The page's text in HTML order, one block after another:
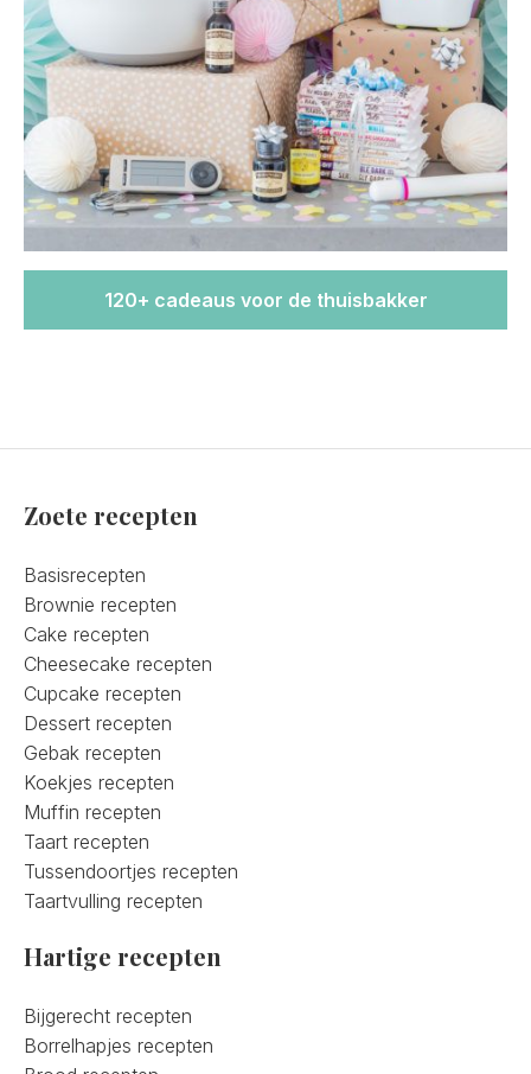
120+ cadeaus voor de thuisbakker
Zoete recepten
Basisrecepten
Brownie recepten
Cake recepten
Cheesecake recepten
Cupcake recepten
Dessert recepten
Gebak recepten
Koekjes recepten
Muffin recepten
Taart recepten
Tussendoortjes recepten
Taartvulling recepten
Hartige recepten
Bijgerecht recepten
Borrelhapjes recepten